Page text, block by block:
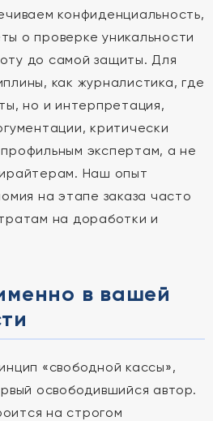
конфиденциальность,
о проверке уникальности
до самой защиты. Для
как журналистика, где
но и интерпретация,
критически
экспертам, а не
Наш опыт
на этапе заказа часто
на доработки и
в вашей
«свободной кассы»,
освободившийся автор.
на строгом